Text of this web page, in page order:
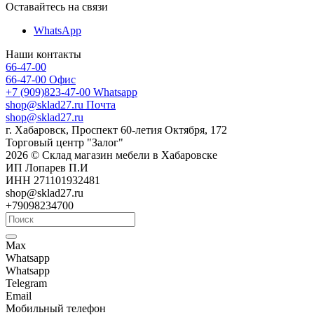
Оставайтесь на связи
WhatsApp
Наши контакты
66-47-00
66-47-00 Офис
+7 (909)823-47-00 Whatsapp
shop@sklad27.ru Почта
shop@sklad27.ru
г. Хабаровск, Проспект 60-летия Октября, 172
Торговый центр "Залог"
2026 © Склад магазин мебели в Хабаровске
ИП Лопарев П.И
ИНН 271101932481
shop@sklad27.ru
+79098234700
Max
Whatsapp
Whatsapp
Telegram
Email
Мобильный телефон